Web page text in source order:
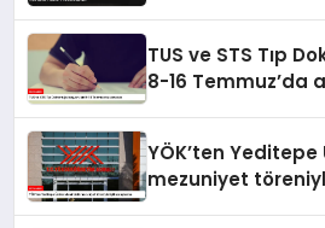
TUS ve STS Tıp
8-16 Temmuz’da
YÖK’ten
mezuniyet